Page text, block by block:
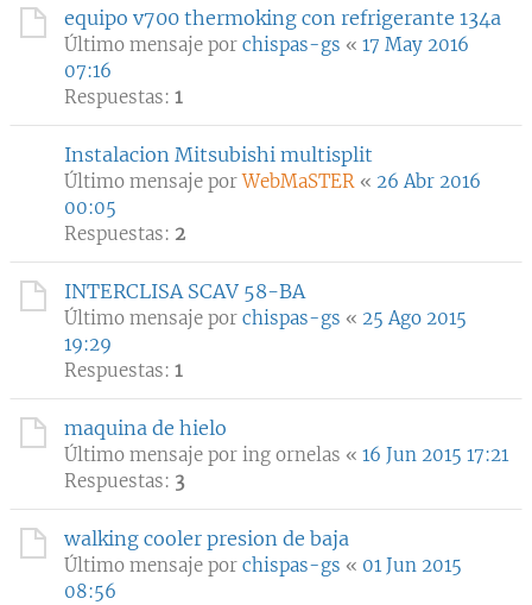
equipo v700 thermoking con refrigerante 134a
Último mensaje por chispas-gs « 17 May 2016
07:16
Respuestas: 1
Instalacion Mitsubishi multisplit
Último mensaje porWebMaSTER « 26 Abr 2016
00:05
Respuestas: 2
INTERCLISA SCAV 58-BA
Último mensaje por chispas-gs « 25 Ago 2015
19:29
Respuestas: 1
maquina de hielo
Último mensaje por ing ornelas « 16 Jun 2015 17:21
Respuestas: 3
walking cooler presion de baja
Último mensaje por chispas-gs « 01 Jun 2015
08:56